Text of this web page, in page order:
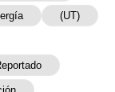
(UT)